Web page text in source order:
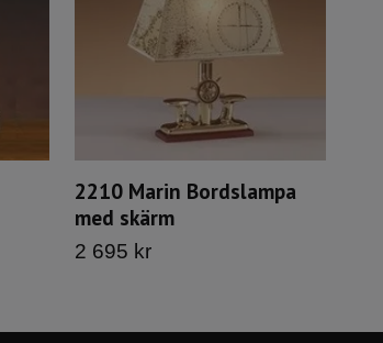
2210 Marin Bordslampa
med skärm
2 695 kr